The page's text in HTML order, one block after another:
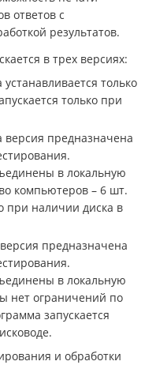
ответов с
результатов.
в трех версиях:
только
только при
версия предназначена
в локальную
компьютеров – 6 шт.
при наличии диска в
предназначена
в локальную
нет ограничений по
запускается
и обработки